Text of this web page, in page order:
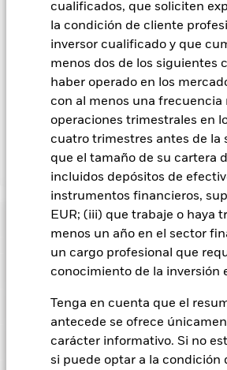
cualificados, que soliciten
la condición de cliente
inversor cualificado y que
menos dos de los siguientes
haber operado en los
con al menos una frecuencia
operaciones trimestrales en
cuatro trimestres antes de la
que el tamaño de su cartera
incluidos depósitos de
instrumentos financieros,
EUR; (iii) que trabaje o haya
menos un año en el sector
un cargo profesional que
conocimiento de la inversión
Tenga en cuenta que el
antecede se ofrece
carácter informativo. Si no
si puede optar a la condición
para reducir los gastos, el propio Fondo
los ingresos asociadas que se generen,
recibirá por BlackRock en calidad de
valores. Debido a que el reparto de los
de valores no incrementa los costes de
Fondo, esto ha quedado excluido de los
BSF BlackRock MyMap Plus
Rentabilidad
Gráfico de
Ver gráfico completo
Rentabilidad
El riesgo de crédito, los cambios en los
la rentabilidad de los títulos de renta fija.
incrementar el nivel de riesgo.El valor
variable y los títulos relacionados con la
bursátil. Entre otros factores que
Datos clave
Activos netos del Fondo
Fecha de lanzamiento del
Características del
Número de posiciones
a 07 ago 2026
Indicador de riesgo